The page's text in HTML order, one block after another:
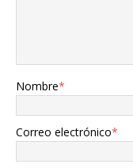
Nombre*
Correo electrónico*